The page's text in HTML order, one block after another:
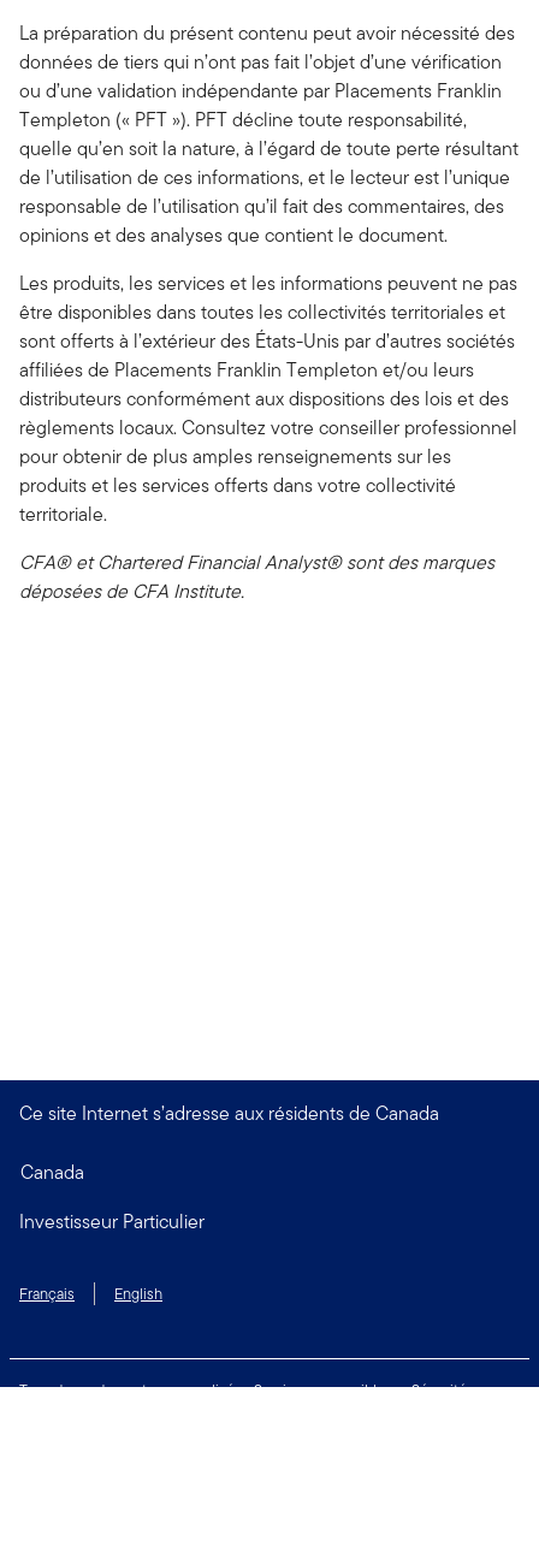
La préparation du présent contenu peut avoir nécessité des
données de tiers qui n’ont pas fait l’objet d’une vérification
ou d’une validation indépendante par Placements Franklin
Templeton (« PFT »). PFT décline toute responsabilité,
quelle qu’en soit la nature, à l’égard de toute perte résultant
de l’utilisation de ces informations, et le lecteur est l’unique
responsable de l’utilisation qu’il fait des commentaires, des
opinions et des analyses que contient le document.
Les produits, les services et les informations peuvent ne pas
être disponibles dans toutes les collectivités territoriales et
sont offerts à l’extérieur des États-Unis par d’autres sociétés
affiliées de Placements Franklin Templeton et/ou leurs
distributeurs conformément aux dispositions des lois et des
règlements locaux. Consultez votre conseiller professionnel
pour obtenir de plus amples renseignements sur les
produits et les services offerts dans votre collectivité
territoriale.
CFA® et Chartered Financial Analyst® sont des marques
déposées de CFA Institute.
Ce site Internet s’adresse aux résidents de Canada
Canada
Investisseur Particulier
Français English
Taux de rendement personnalisé Services accessibles
Sécurité